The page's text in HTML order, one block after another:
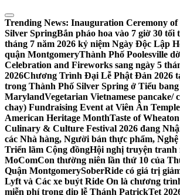
Trending News: Inauguration Ceremony of
Silver SpringBắn pháo hoa vào 7 giờ 30 tối
tháng 7 năm 2026 kỷ niệm Ngày Độc Lập
quận MontgomeryThành Phố Poolesville
Celebration and Fireworks sang ngày 5
2026Chương Trình Đại Lễ Phật Đản 2026
trong Thành Phố Silver Spring ở Tiểu bang
MarylandVegetarian Vietnamese pancake/
chay) Fundraising Event at Viên Ân Temple
American Heritage MonthTaste of
Culinary & Culture Festival 2026 đang
các Nhà hàng, Người bán thực phẩm,
Triển lãm Cộng đồngHội nghị truyện tranh
MoComCon thường niên lần thứ 10 của
Quận MontgomerySoberRide có giá trị
Lyft và Các xe buýt Ride On là chương
miễn phí trong dịp lễ Thánh PatrickTet